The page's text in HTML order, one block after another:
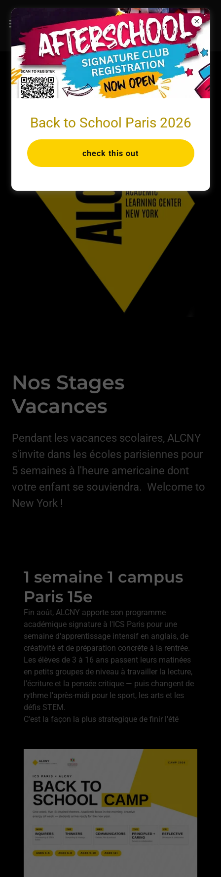
Nos Stages
Vacances
Pendant les vacances scolaires, ALCNY
s'invite dans les écoles parisiennes pour
5 semaines à l'heure americaine dont
votre enfant se souviendra. Welcome to
New York !
1 semaine 1 campus
Paris 15e
Fin août, ALCNY apporte son programme
académique signature à l'ICS Paris pour une
semaine d'apprentissage intensif en anglais, de
créativité et de préparation concrète à la rentrée.
Les élèves de 3 à 16 ans passent leurs matinées
en petits groupes de niveau à travailler la lecture,
l'écriture et la pensée critique — puis changent de
rythme l'après-midi pour le sport, les arts et les
défis STEM.
C'est la façon la plus strategique de finir l'été
Back to School Paris 2026
check this out